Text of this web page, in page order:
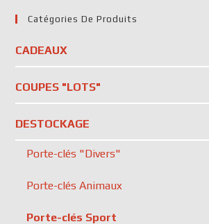
Catégories De Produits
CADEAUX
COUPES "LOTS"
DESTOCKAGE
Porte-clés "Divers"
Porte-clés Animaux
Porte-clés Sport